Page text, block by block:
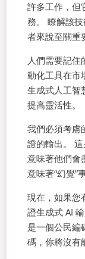
許多工作，但
務。 瞭解該
者來說至關重
人們需要記住
動化工具在市
生成式人工智
提高靈活性。
我們必須考慮
證的輸出。
意味著他們會
意味著“幻覺”
現在，如果您
證生成式 AI
是一個公民編
碼，你將沒有